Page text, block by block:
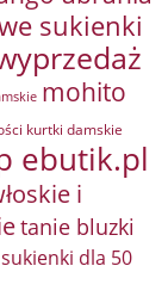
sukienki
mohito
kurtki damskie
ebutik.pl
i
tanie bluzki
dla 50